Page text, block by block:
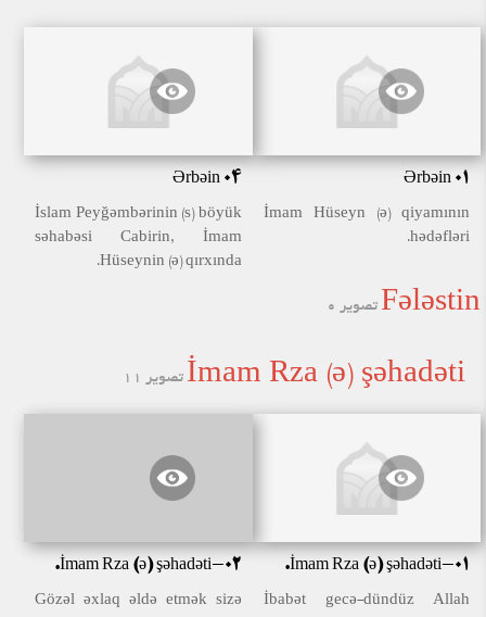
Ərbəin 01
İmam Hüseyn (ə) qiyamının
hədəfləri.
Ərbəin 04
İslam Peyğəmbərinin (s) böyük
səhabəsi Cabirin, İmam
Hüseynin (ə) qırxında.
Fələstin تصویر 0
تصویر 11
İmam Rza (ə) şəhadəti-01.
İbabət gecə-dündüz Allah
İmam Rza (ə) şəhadəti-02.
Gözəl əxlaq əldə etmək sizə